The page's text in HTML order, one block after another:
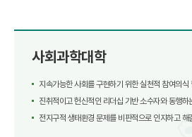
사회과학대학
지속가능한 사회를 구현하기 위한 실천적 참여의식
진취적이고 헌신적인 리더십 기반 소수자와 동행하
전지구적 생태환경 문제를 비판적으로 인지하고 해